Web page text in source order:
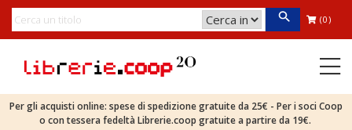
(0)
Per gli acquisti online: spese di spedizione gratuite da 25€ - Per i soci Coop
o con tessera fedeltà Librerie.coop gratuite a partire da 19€.